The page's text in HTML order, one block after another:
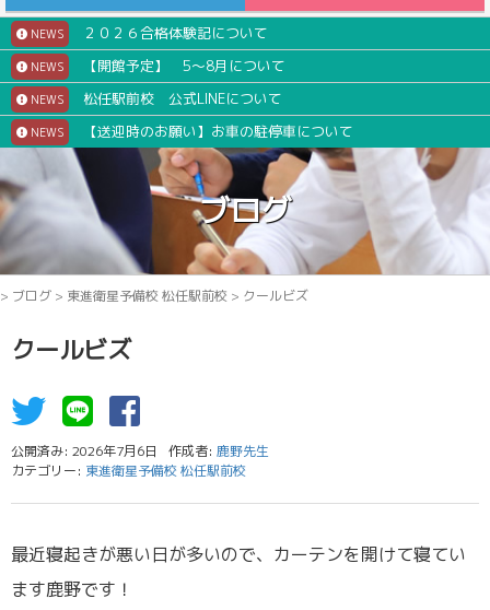
NEWS ２０２６合格体験記について
NEWS 【開館予定】 5～8月について
NEWS 松任駅前校 公式LINEについて
NEWS 【送迎時のお願い】お車の駐停車について
ブログ
> ブログ > 東進衛星予備校 松任駅前校 > クールビズ
クールビズ
公開済み: 2026年7月6日 作成者: 鹿野先生
カテゴリー: 東進衛星予備校 松任駅前校
最近寝起きが悪い日が多いので、カーテンを開けて寝てい
ます鹿野です！